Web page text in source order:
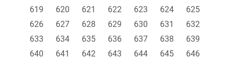
619
620 621 622 623 624
625
626
627 628 629 630 631
632
633
634 635 636 637 638
639
640
641 642 643 644 645
646